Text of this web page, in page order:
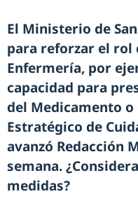
El Ministerio de
para reforzar el rol
Enfermería, por
capacidad para
del Medicamento o
Estratégico de
avanzó Redacción
semana.
medidas?